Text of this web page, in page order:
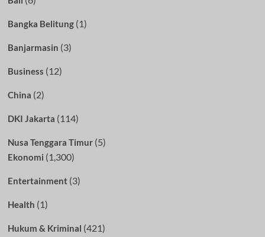
Bangka Belitung(1)
Banjarmasin (3)
Business (12)
China (2)
DKI Jakarta (114)
Nusa Tenggara Timur(5)
Ekonomi (1,300)
Entertainment(3)
Health (1)
Hukum & Kriminal (421)